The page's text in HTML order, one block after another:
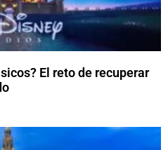
El reto de recuperar